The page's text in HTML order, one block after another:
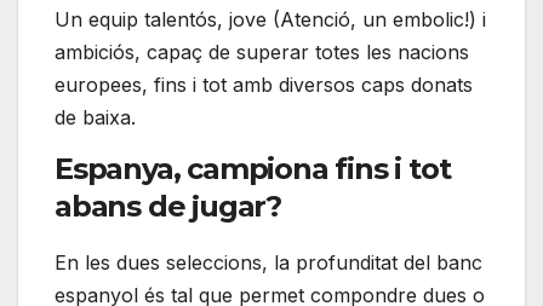
Un equip talentós, jove (Atenció, un embolic!) i
ambiciós, capaç de superar totes les nacions
europees, fins i tot amb diversos caps donats
de baixa.
Espanya, campiona fins i tot
abans de jugar?
En les dues seleccions, la profunditat del banc
espanyol és tal que permet compondre dues o